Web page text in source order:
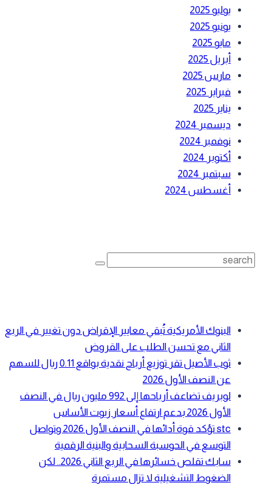
يوليو 2025
يونيو 2025
مايو 2025
أبريل 2025
مارس 2025
فبراير 2025
يناير 2025
ديسمبر 2024
نوفمبر 2024
أكتوبر 2024
سبتمبر 2024
أغسطس 2024
Search
البنوك الأمريكية تُبقي معايير الإقراض دون تغيير في الربع
الثاني مع تحسن الطلب على القروض
ثوب الأصيل تقر توزيع أرباح نقدية بواقع 0.11 ريال للسهم
عن النصف الأول 2026
لوبريف تضاعف أرباحها إلى 992 مليون ريال في النصف
الأول 2026 بدعم ارتفاع أسعار زيوت الأساس
stc تؤكد قوة أدائها في النصف الأول 2026 وتواصل
التوسع في الحوسبة السحابية والبنية الرقمية
سابك تقلص خسائرها في الربع الثاني 2026.. لكن
الضغوط التشغيلية لا تزال مستمرة